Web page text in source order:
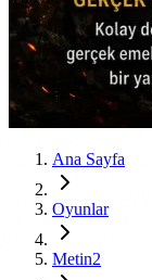
Ana Sayfa
Oyunlar
Metin2